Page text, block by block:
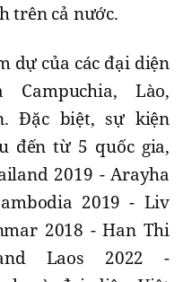
trên cả nước.
dự của các đại diện
Lào,
Đặc biệt, sự kiện
đến từ 5 quốc gia,
2019 - Arayha
2019 - Liv
2018 - Han Thi
Laos 2022 -